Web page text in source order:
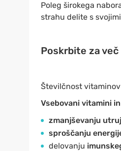
Poleg širokega
strahu delite s
Poskrbite za
Številčnost
Vsebovani vitamini
zmanjševanju
sproščanju
delovanju